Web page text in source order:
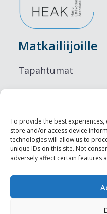
To provide the best
store and/or access device
technologies will allow us to
unique IDs on this site. Not
adversely affect certain features
Matkailiijoille
Tapahtumat
Ruokailu
Nähtävyydet
Visit Tallinn